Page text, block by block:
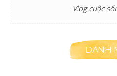
Vlog cuộc
DANH